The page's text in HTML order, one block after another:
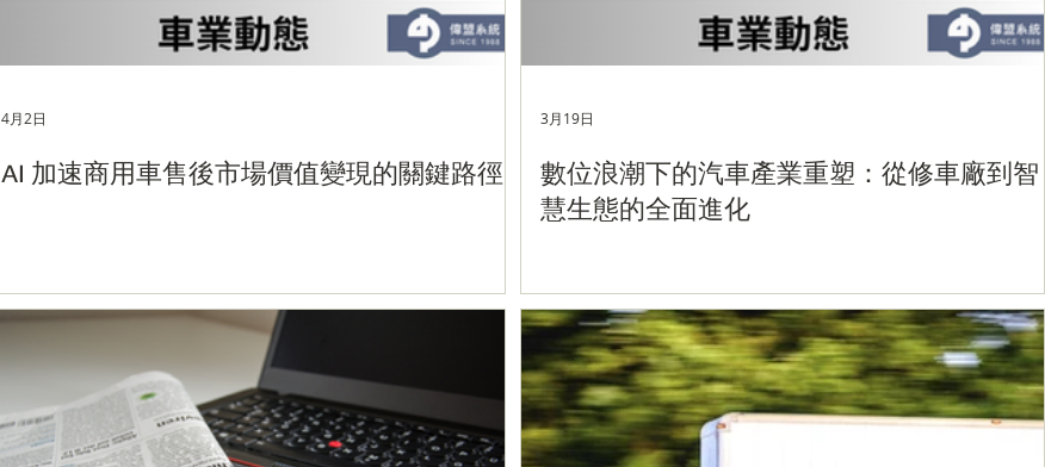
AI 加速商用車售後市場價值變現的關鍵路徑
4月2日
數位浪潮下的汽車產業重塑：從修車廠到智
慧生態的全面進化
3月19日